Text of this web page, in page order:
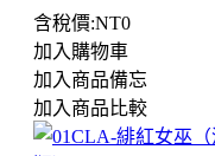
含稅價:NT0
加入購物車
加入商品備忘
加入商品比較